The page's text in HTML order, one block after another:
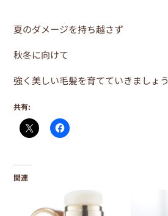
夏のダメージを持ち越さず
秋冬に向けて
強く美しい毛髪を育てていきましょう
共有:
関連